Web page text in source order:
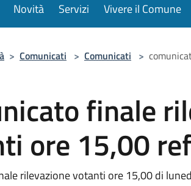
Novità Servizi Vivere il Comune
> Comunicati > Comunicati >
finale
ore 15,00
rilevazione votanti ore 15,00 di